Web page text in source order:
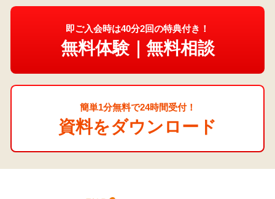
即ご入会時は40分2回の特典付き！
無料体験｜無料相談
簡単1分無料で24時間受付！
資料をダウンロード